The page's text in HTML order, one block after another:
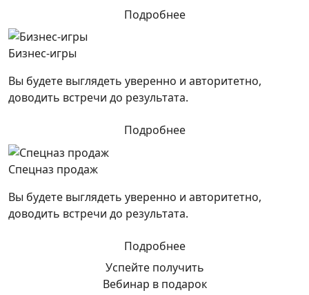
Подробнее
Бизнес-игры
Вы будете выглядеть уверенно и авторитетно,
доводить встречи до результата.
Подробнее
Спецназ продаж
Вы будете выглядеть уверенно и авторитетно,
доводить встречи до результата.
Подробнее
Успейте получить
Вебинар в подарок